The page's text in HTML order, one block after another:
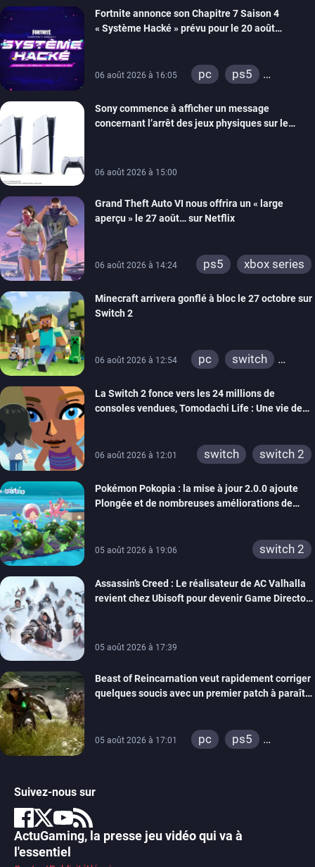
switch 2
Fortnite annonce son Chapitre 7 Saison 4
« Système Hacké » prévu pour le 20 août
06 août 2026 à 16:05 pc
ps5
switch
ios
android
ps4
Sony commence à afficher un message
concernant l’arrêt des jeux physiques sur le
06 août 2026 à 15:00
Grand Theft Auto VI nous offrira un « large
aperçu » le 27 août… sur Netflix
06 août 2026 à 14:24 ps5 xbox series
Minecraft arrivera gonflé à bloc le 27 octobre sur
Switch 2
06 août 2026 à 12:54 pc
switch
xbox one
wiiu
3ds
ps3
switch 2
La Switch 2 fonce vers les 24 millions de
consoles vendues, Tomodachi Life : Une vie de
06 août 2026 à 12:01 switch switch 2
Pokémon Pokopia : la mise à jour 2.0.0 ajoute
Plongée et de nombreuses améliorations de
05 août 2026 à 19:06 switch 2
Assassin’s Creed : Le réalisateur de AC Valhalla
revient chez Ubisoft pour devenir Game Director
05 août 2026 à 17:39
Beast of Reincarnation veut rapidement corriger
quelques soucis avec un premier patch à paraître
05 août 2026 à 17:01 pc
ps5
Suivez-nous sur
ActuGaming, la presse jeu vidéo qui va à
l'essentiel